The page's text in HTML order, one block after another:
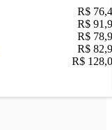
R$
R$
R$
R$
R$